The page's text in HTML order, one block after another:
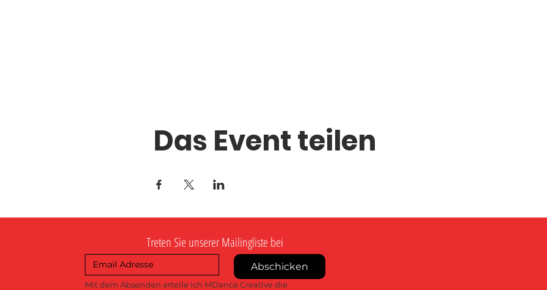
Das Event teilen
Treten Sie unserer Mailingliste bei
Abschicken
Mit dem Absenden erteile ich MDance Creative die